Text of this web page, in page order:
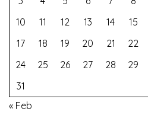
10
11 12 13 14 15
17
18 19 20 21 22
24
25 26 27 28 29
31
« Feb